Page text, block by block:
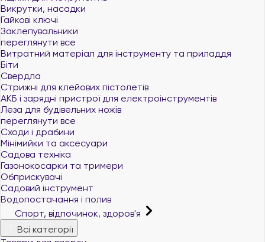
Викрутки, насадки
Гайкові ключі
Заклепувальники
переглянути все
Витратний матеріал для інструменту та приладдя
Біти
Свердла
Стрижні для клейових пістолетів
АКБ і зарядні пристрої для електроінструментів
Леза для будівельних ножів
переглянути все
Сходи і драбини
Мінімийки та аксесуари
Садова техніка
Газонокосарки та тримери
Обприскувачі
Садовий інструмент
Водопостачання і полив
Спорт, відпочинок, здоров'я
Всі категорії